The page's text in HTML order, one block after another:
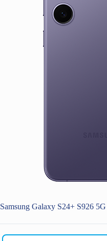
Samsung Galaxy S24+ S926